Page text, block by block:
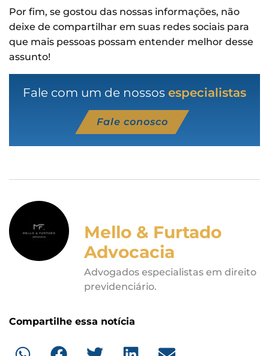
Por fim, se gostou das nossas informações, não
deixe de compartilhar em suas redes sociais para
que mais pessoas possam entender melhor desse
assunto!
Fale com um de nossos especialistas
Fale conosco
Mello & Furtado
Advocacia
Advogados especialistas em direito
previdenciário.
Compartilhe essa notícia